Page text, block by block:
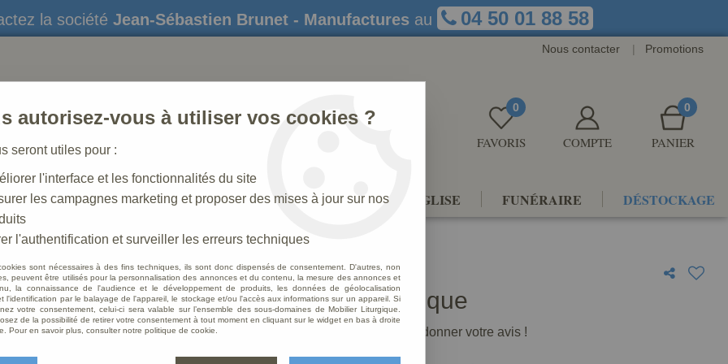
la société Jean-Sébastien Brunet - Manufactures au 04 50 01 88 58
Nous contacter | Promotions
0
FAVORIS COMPTE
0
PANIER
STATUES CRÈCHES DE NOËL AMÉNAGEMENTS D'ÉGLISE FUNÉRAIRE DÉSTOCKAGE
N° 37 _ 15 CM >Homme Antique
Homme Antique
Soyez le premier à donner votre avis !
autorisez-vous à utiliser vos cookies ?
seront utiles pour :
l'interface et les fonctionnalités du site
les campagnes marketing et proposer des mises à jour sur nos
l'authentification et surveiller les erreurs techniques
sont nécessaires à des fins techniques, ils sont donc dispensés de consentement. D'autres, non
peuvent être utilisés pour la personnalisation des annonces et du contenu, la mesure des annonces et
la connaissance de l'audience et le développement de produits, les données de géolocalisation
l'identification par le balayage de l'appareil, le stockage et/ou l'accès aux informations sur un appareil. Si
votre consentement, celui-ci sera valable sur l’ensemble des sous-domaines de Mobilier Liturgique.
de la possibilité de retirer votre consentement à tout moment en cliquant sur le widget en bas à droite
Pour en savoir plus, consulter notre politique de cookie.